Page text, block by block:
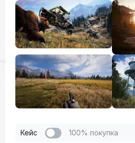
Кейс 100% покупка